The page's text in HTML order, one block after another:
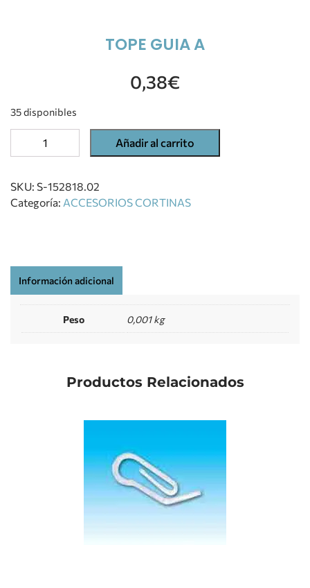
TOPE GUIA A
0,38€
35 disponibles
Añadir al carrito
SKU: S-152818.02
Categoría: ACCESORIOS CORTINAS
Información adicional
Peso 0,001 kg
Productos Relacionados